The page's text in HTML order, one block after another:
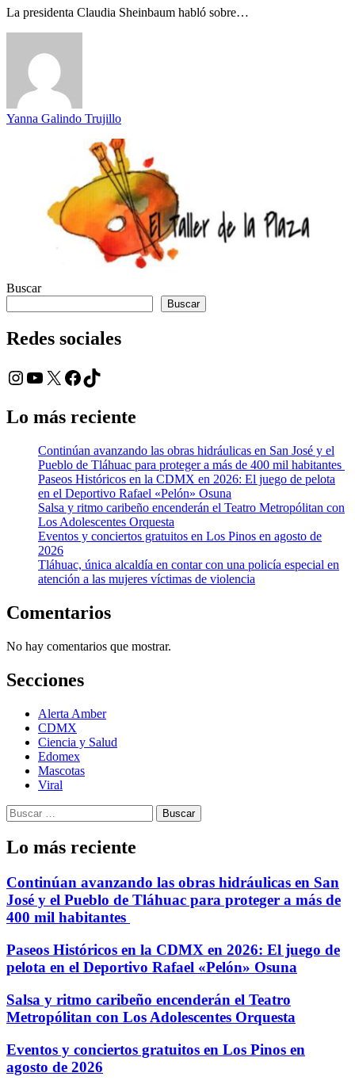
La presidenta Claudia Sheinbaum habló sobre…
Yanna Galindo Trujillo
Buscar
Buscar
Redes sociales
Instagram
YouTube
X Facebook
TikTok
Lo más reciente
Continúan avanzando las obras hidráulicas en San José y el
Pueblo de Tláhuac para proteger a más de 400 mil habitantes
Paseos Históricos en la CDMX en 2026: El juego de pelota
en el Deportivo Rafael «Pelón» Osuna
Salsa y ritmo caribeño encenderán el Teatro Metropólitan con
Los Adolescentes Orquesta
Eventos y conciertos gratuitos en Los Pinos en agosto de
2026
Tláhuac, única alcaldía en contar con una policía especial en
atención a las mujeres víctimas de violencia
Comentarios
No hay comentarios que mostrar.
Secciones
Alerta Amber
CDMX
Ciencia y Salud
Edomex
Mascotas
Viral
Buscar:
Lo más reciente
Continúan avanzando las obras hidráulicas en San
José y el Pueblo de Tláhuac para proteger a más de
400 mil habitantes
Paseos Históricos en la CDMX en 2026: El juego de
pelota en el Deportivo Rafael «Pelón» Osuna
Salsa y ritmo caribeño encenderán el Teatro
Metropólitan con Los Adolescentes Orquesta
Eventos y conciertos gratuitos en Los Pinos en
agosto de 2026